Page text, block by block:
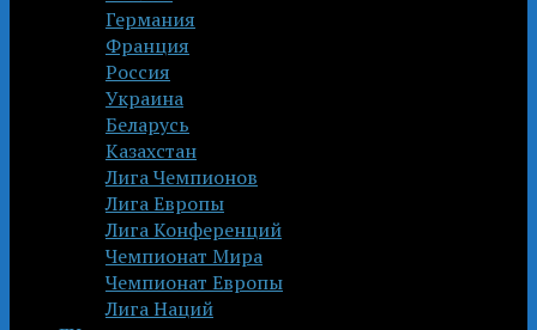
Германия
Франция
Россия
Украина
Беларусь
Казахстан
Лига Чемпионов
Лига Европы
Лига Конференций
Чемпионат Мира
Чемпионат Европы
Лига Наций